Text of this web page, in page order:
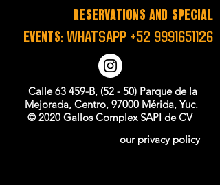
RESERVATIONS and SPECIAL
EVENTS: WHATSAPP +52 9991651126
Calle 63 459-B, (52 - 50) Parque de la
Mejorada, Centro, 97000 Mérida, Yuc.
© 2020 Gallos Complex SAPI de CV
our privacy policy